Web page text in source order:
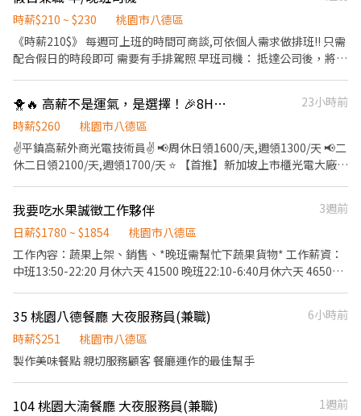
96號1樓 竹北中山店：新竹縣竹北市中山路57號1樓 竹北光明-智取
店：新竹縣竹北市光明五街319號1樓 竹北勝利二-智取店：新竹縣
竹北市勝利十五街262號1樓 竹北嘉豐店：新竹縣竹北市嘉豐五路二
段132號1樓 竹東民族店：新竹縣竹東鎮民族路58號1、2樓 竹東杞
林店：新竹縣竹東鎮杞林路8號1樓 竹東站前-智取店：新竹縣竹東
鎮北興路一段611號1樓 芎林文山-智取店：新竹縣芎林鄉文山路437
號1樓 湖口湖心店：新竹縣湖口鄉中山路一段569號1樓 新埔福德-智
取店：新竹縣新埔鎮福德街17號1樓 新豐松柏-智取店：新竹縣新豐
鄉松柏街128號1樓 關西正義-智取店：新竹縣關西鎮正義路186號1
樓 📌 薪資福利 ☀️ 早班時薪：$204 ~ $244 🌙 晚班時薪：$224 ~
$264 💼 勞健保完整保障 🛵 交通補助（機車/汽車皆有） 📚 線上訓
練，零經驗也能快速上手 🧘 固定班別，免輪班更安心 🍱 雙週排班
制，工作生活雙平衡 🔽🔽如何應徵?🔽🔽🔽 👉快速連結：
【https://lin.ee/L61OXnF】 或者 賴ID：@nhy5896h 👉截圖職缺
文 👉私訊留下 【姓名、電話、應徵蝦皮門市人員、找霍專員應徵】
咖 上班絕對不無聊啦🤪 有別於一般的特殊雞排 ➕ 超多種口味 好吃
的炸物 ▪️工作內容： 櫃檯收銀/接待客人/內場烹調備料/清掃環境 ✅
上班時間彈性，皆可談👍🏻 ‼️請先投履歷，請勿直接撥打電話約面試
時薪$210 ~ $230
桃園市八德區
《時薪210$》 每週可上班的時間可商談,可依個人需求做排班!! 只需
配合假日的時段即可 需要有手排駕照 早班司機： 抵達公司後，將所
擺放完成後即可出發返回倉庫，返回倉庫後將環境打掃乾淨即可下
班。 晚班司機： 抵達公司後，開車前往營業地點，並將攤車和其他
物品班上車後，即可返回倉庫，抵達倉庫後，將攤車和其他器具整
理好並盤點，最後將環境打掃乾淨即可下班。
🐥🔥 高薪不是運氣，是選擇！🎉8H週休二日／12H做二休二😍固定班免輪班💰可日領
23小時前
時薪$260
桃園市八德區
✌️平鎮高薪外商光電技術員✌️ 📢周休日領1600/天,週領1300/天 📢二
休二日領2100/天,週領1700/天 ⭐️ 【首推】新加坡上市櫃光電大廠 ⭐️
⭐️ 【附設】提供員工機車停車位 ⭐️ 【環境】工作簡單、冷氣房空間
寬敞 ⭐️ 【休假】8H週休或12H做二休二 (可自選/固定班) ❣️▬▬▬職
缺內容▬▬▬❣️ 🍅地點：平鎮區工業十路(平鎮工業區) 🍅內容：5G
光通零件產品包裝組裝、測試、品檢、操機 🍅用餐規定：自理,一到
08:00~17:15 時薪200-220/H ➜薪約$38,720配合加班【$55K】
✅【夜班】22:00~07:15 時薪230-250/H ➜薪約$44,000配合加班
【$60K】 ❤️休息時間：用餐60分、間休各15分鐘 ⭐️12H做二休二
✅【日班】07:00~19:00 時薪210-230/H ➜薪約$34,500配合加班
【$50K】 ✅【夜班】19:00~07:00 時薪240-260/H ➜薪約$39,000
配合加班【$55K】 ❤️休息時間：用餐60分、間休3次各20分鐘 ✅ 每
我要吃水果誠徵工作夥伴
3週前
日薪$1780 ~ $1854
桃園市八德區
工作內容：蔬果上架、銷售、*晚班需幫忙下蔬果貨物* 工作薪資：
中班13:50-22:20 月休六天 41500 晚班22:10-6:40月休六天 46500
班需幫忙下蔬果貨物 晚班無汽車手排駕照可、 歡迎無經驗&二度就
業、熟手薪資面議、歡迎詳談
35 桃園八德餐廳 大夜服務員(兼職)
6小時前
時薪$251
桃園市八德區
製作美味餐點 親切服務顧客 餐廳運作的最佳幫手
104 桃園大湳餐廳 大夜服務員(兼職)
1週前